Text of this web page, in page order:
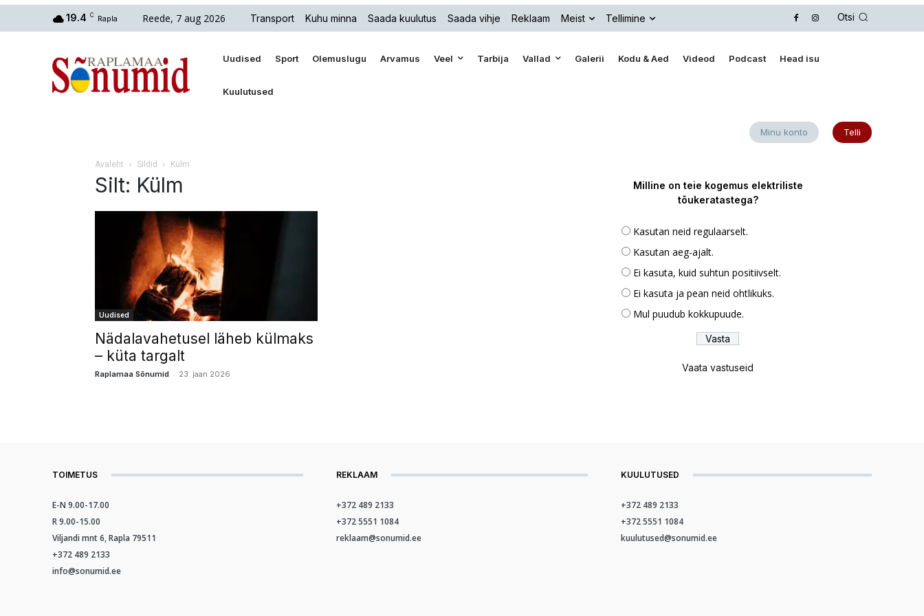
19.4 C Rapla Reede, 7 aug 2026 Transport Kuhu minna Saada kuulutus Saada vihje Reklaam Meist Tellimine Otsi
Uudised Sport Olemuslugu Arvamus Veel Tarbija Vallad Galerii Kodu & Aed Videod Podcast Head isu
Kuulutused
Minu konto Telli
Avaleht Sildid Külm
Silt: Külm
Uudised
Nädalavahetusel läheb külmaks
– küta targalt
Raplamaa Sõnumid - 23. jaan 2026
Milline on teie kogemus elektriliste
tõukeratastega?
Kasutan neid regulaarselt.
Kasutan aeg-ajalt.
Ei kasuta, kuid suhtun positiivselt.
Ei kasuta ja pean neid ohtlikuks.
Mul puudub kokkupuude.
Vaata vastuseid
TOIMETUS
E-N 9.00-17.00
R 9.00-15.00
Viljandi mnt 6, Rapla 79511
+372 489 2133
info@sonumid.ee
REKLAAM
+372 489 2133
+372 5551 1084
reklaam@sonumid.ee
KUULUTUSED
+372 489 2133
+372 5551 1084
kuulutused@sonumid.ee